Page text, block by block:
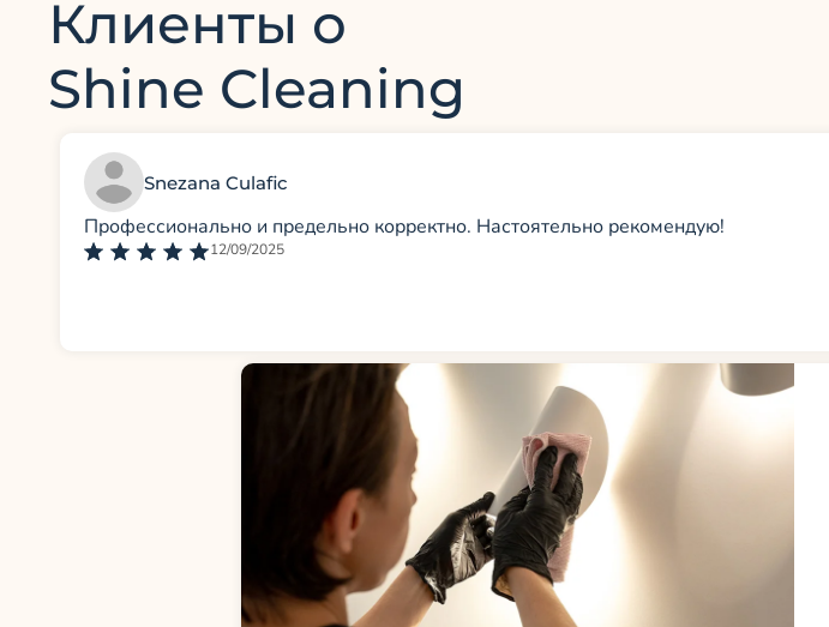
Клиенты о
Shine Cleaning
Snezana Culafic
Профессионально и предельно корректно. Настоятельно рекомендую!
12/09/2025